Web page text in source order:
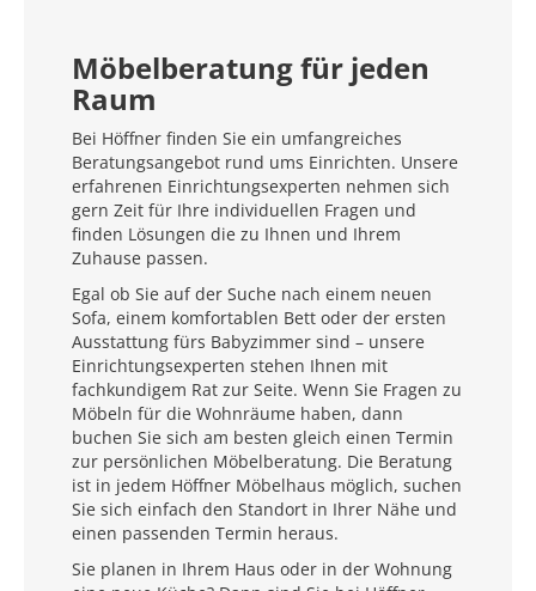
Möbelberatung für jeden
Raum
Bei Höffner finden Sie ein umfangreiches
Beratungsangebot rund ums Einrichten. Unsere
erfahrenen Einrichtungsexperten nehmen sich
gern Zeit für Ihre individuellen Fragen und
finden Lösungen die zu Ihnen und Ihrem
Zuhause passen.
Egal ob Sie auf der Suche nach einem neuen
Sofa, einem komfortablen Bett oder der ersten
Ausstattung fürs Babyzimmer sind – unsere
Einrichtungsexperten stehen Ihnen mit
fachkundigem Rat zur Seite. Wenn Sie Fragen zu
Möbeln für die Wohnräume haben, dann
buchen Sie sich am besten gleich einen Termin
zur persönlichen Möbelberatung. Die Beratung
ist in jedem Höffner Möbelhaus möglich, suchen
Sie sich einfach den Standort in Ihrer Nähe und
einen passenden Termin heraus.
Sie planen in Ihrem Haus oder in der Wohnung